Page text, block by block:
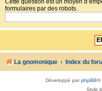
Cette question est un moyen
formulaires par des robots.
La gnomonique Index du
Développé parphpBB®
Style